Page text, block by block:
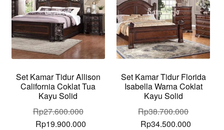
Set Kamar Tidur Allison
California Coklat Tua
Kayu Solid
Rp27.600.000
Original
Rp19.900.000Current
Set Kamar Tidur Florida
Isabella Warna Coklat
Kayu Solid
Rp38.700.000
Original
Rp34.500.000